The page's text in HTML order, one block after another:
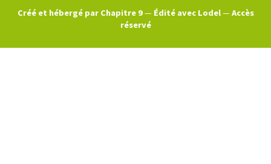
Créé et hébergé par Chapitre 9— Édité avec Lodel— Accès
réservé